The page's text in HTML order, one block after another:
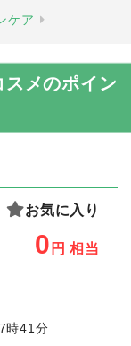
ケア
メのポイン
お気に入り
0 円 相当
時41分